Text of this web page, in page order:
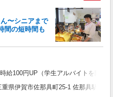
〜シニアまで
間の短時間も
給100円UP（学生アルバイトを除
重県伊賀市佐那具町25-1 佐那具駅か